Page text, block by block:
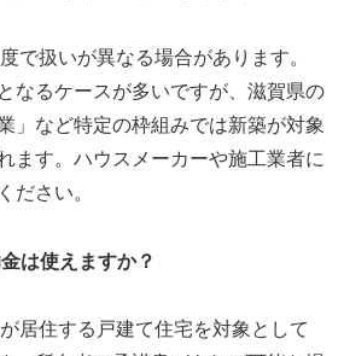
で扱いが異なる場合があります。
なるケースが多いですが、滋賀県の
」など特定の枠組みでは新築が対象
ます。ハウスメーカーや施工業者に
ださい。
は使えますか？
居住する戸建て住宅を対象として